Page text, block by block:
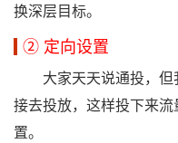
换深层目标。
② 定向设置
大家天天说通投，但
接去投放，这样投下来
置。